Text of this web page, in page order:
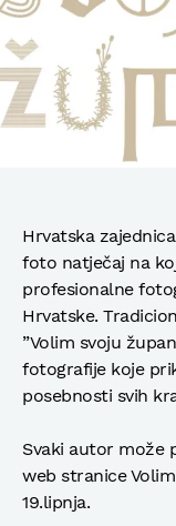
Hrvatska
foto natječaj na
profesionalne
Hrvatske.
”Volim svoju
fotografije koje
posebnosti svih
Svaki autor može
web stranice
19.lipnja.